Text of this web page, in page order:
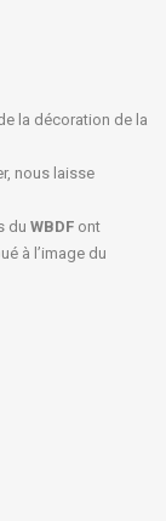
la décoration de la
nous laisse
du WBDF ont
à l’image du